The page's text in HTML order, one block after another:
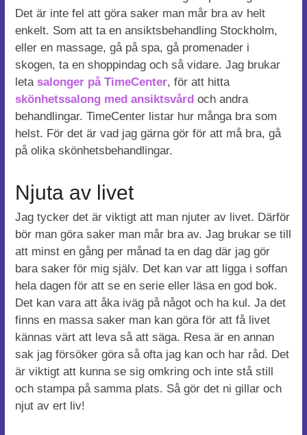
Det är inte fel att göra saker man mår bra av helt
enkelt. Som att ta en ansiktsbehandling Stockholm,
eller en massage, gå på spa, gå promenader i
skogen, ta en shoppindag och så vidare. Jag brukar
leta salonger på TimeCenter, för att hitta
skönhetssalong med ansiktsvård och andra
behandlingar. TimeCenter listar hur många bra som
helst. För det är vad jag gärna gör för att må bra, gå
på olika skönhetsbehandlingar.
Njuta av livet
Jag tycker det är viktigt att man njuter av livet. Därför
bör man göra saker man mår bra av. Jag brukar se till
att minst en gång per månad ta en dag där jag gör
bara saker för mig själv. Det kan var att ligga i soffan
hela dagen för att se en serie eller läsa en god bok.
Det kan vara att åka iväg på något och ha kul. Ja det
finns en massa saker man kan göra för att få livet
kännas värt att leva så att säga. Resa är en annan
sak jag försöker göra så ofta jag kan och har råd. Det
är viktigt att kunna se sig omkring och inte stå still
och stampa på samma plats. Så gör det ni gillar och
njut av ert liv!